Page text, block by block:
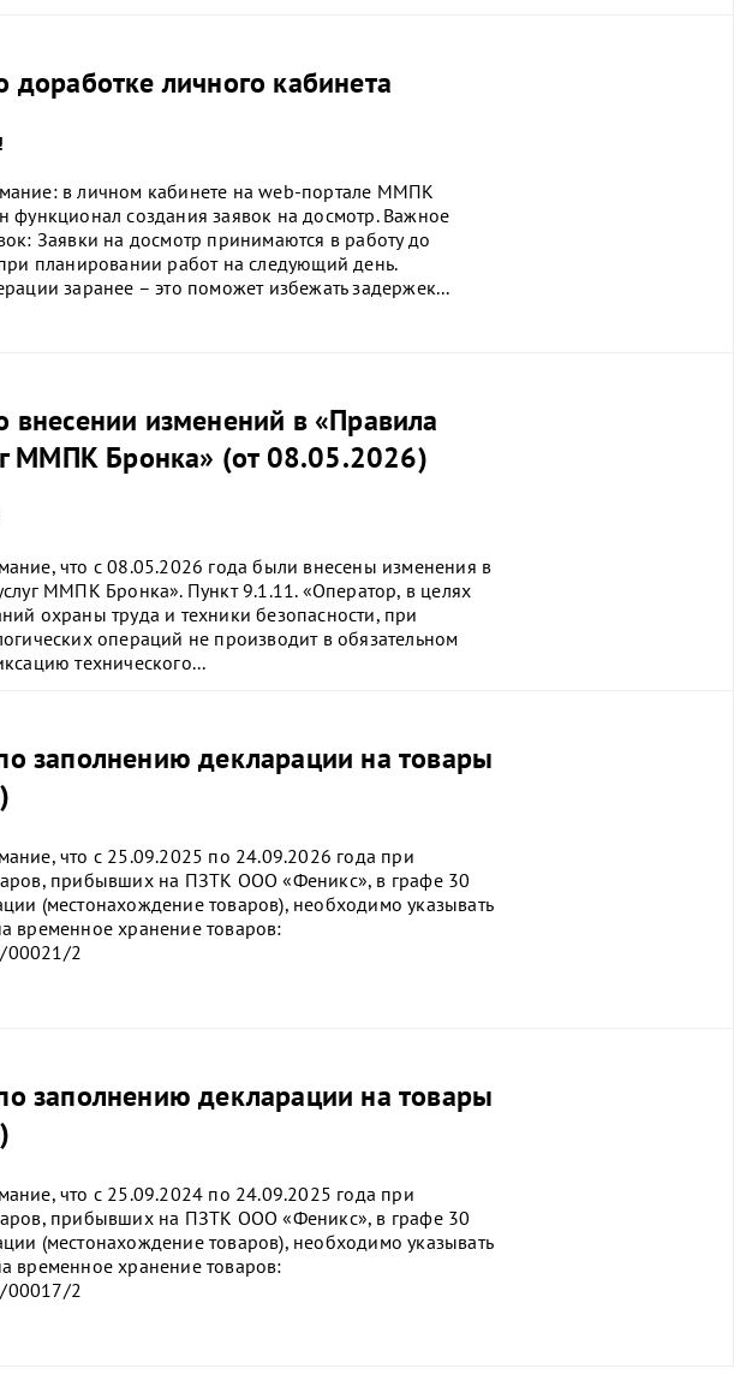
личного кабинета
в личном кабинете на web-портале ММПК
функционал создания заявок на досмотр. Важное
Заявки на досмотр принимаются в работу до
планировании работ на следующий день.
заранее – это поможет избежать задержек...
изменений в «Правила
ММПК Бронка» (от 08.05.2026)
что с 08.05.2026 года были внесены изменения в
ММПК Бронка». Пункт 9.1.11. «Оператор, в целях
охраны труда и техники безопасности, при
операций не производит в обязательном
технического...
заполнению декларации на товары
что с 25.09.2025 по 24.09.2026 года при
прибывших на ПЗТК ООО «Феникс», в графе 30
(местонахождение товаров), необходимо указывать
временное хранение товаров:
2
заполнению декларации на товары
что с 25.09.2024 по 24.09.2025 года при
прибывших на ПЗТК ООО «Феникс», в графе 30
(местонахождение товаров), необходимо указывать
временное хранение товаров:
2